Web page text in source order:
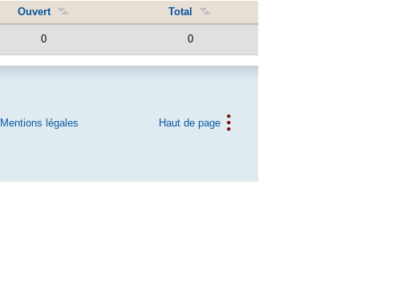
Ouvert Total
0 0
Mentions légales Haut de page